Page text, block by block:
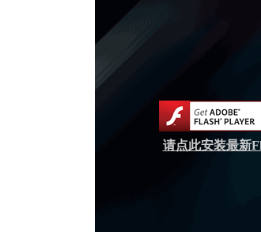
请点此安装最新